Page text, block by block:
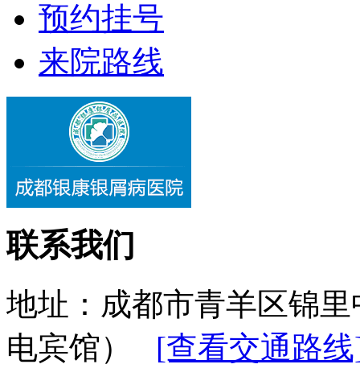
预约挂号
来院路线
联系我们
地址：成都市青羊区锦
电宾馆） [查看交通路